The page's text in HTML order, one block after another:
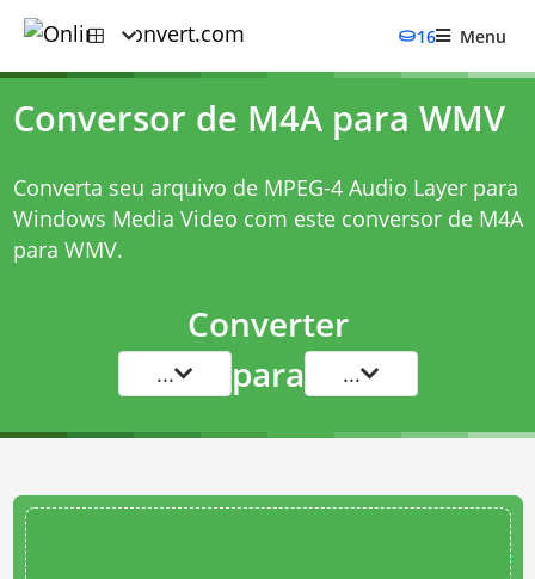
16 Menu
Conversor de M4A para WMV
Converta seu arquivo de MPEG-4 Audio Layer para
Windows Media Video com este conversor de M4A
para WMV.
Converter
... para ...